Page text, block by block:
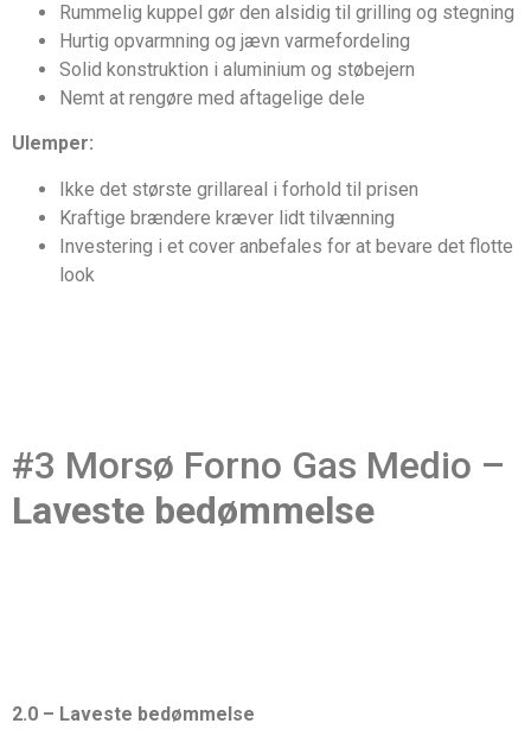
Rummelig kuppel gør den alsidig til grilling og stegning
Hurtig opvarmning og jævn varmefordeling
Solid konstruktion i aluminium og støbejern
Nemt at rengøre med aftagelige dele
Ulemper:
Ikke det største grillareal i forhold til prisen
Kraftige brændere kræver lidt tilvænning
Investering i et cover anbefales for at bevare det flotte
look
#3 Morsø Forno Gas Medio –
Laveste bedømmelse
2.0 – Laveste bedømmelse